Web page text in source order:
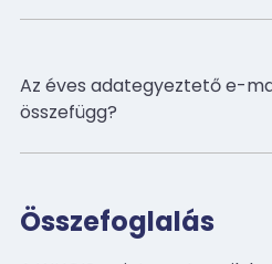
Az éves adategyeztető e-
összefügg?
Összefoglalás